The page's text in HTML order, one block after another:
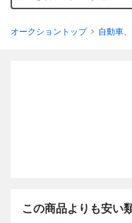
オークショントップ 自動車
この商品よりも安い